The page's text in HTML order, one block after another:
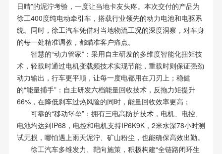
日晴”的泥泞考验，一度让当地卡友头疼。本次交付的产品为
徐工400度纯电动牵引车，搭载行业领先的动力电池和电驱系
统。同时，徐工汽车凭借对当地物流工况的深度洞察，对车身
的每一处精准调教，都瞄准客户痛点。
智慧的“动力管家”：采用自主研发的多维度智能化扭矩技
术，轻载时通过电机变载频技术实现节能，重载时则保证强劲
动力输出，行车更平顺，让每一度电都用在刀刃上；稳健
的“能量捕手”：自主研发六档能量回收技术，反拖力矩提升
66%，在降低刹车过热风险的同时，能量回收效率更高；
可靠的“移动堡垒”：拥有三电高防护技术，电机、电控、
电池均达到IP68，电控和电机支持IP6K9K，2米水深78小时测
试无损，哪怕遇上雨天泥泞、矿山粉尘，也能确保高效出勤。
徐工汽车多维发力、靶向施策，积极构建“全链路闭环生